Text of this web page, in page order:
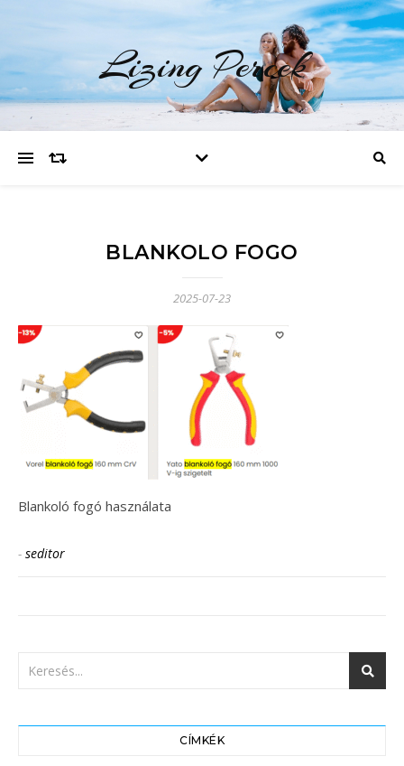
Lizing Percek
BLANKOLO FOGO
2025-07-23
Blankoló fogó használata
- seditor
CÍMKÉK